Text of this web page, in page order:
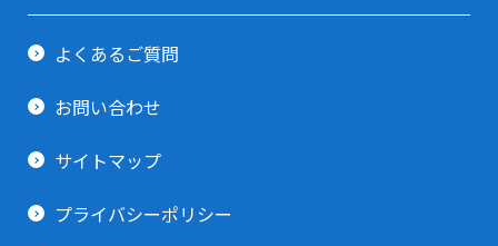
利用当日ガイド
柔道場(個人使用)
トレーニング室
すべてのニュース
よくあるご質問
お問い合わせ
サイトマップ
プライバシーポリシー